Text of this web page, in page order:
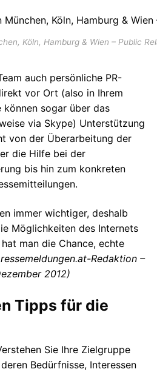
Köln, Hamburg & Wien – Public
auch persönliche PR-
vor Ort (also in Ihrem
können sogar über das
via Skype) Unterstützung
von der Überarbeitung der
die Hilfe bei der
bis hin zum konkreten
immer wichtiger, deshalb
Möglichkeiten des Internets
man die Chance, echte
Redaktion –
2012)
Tipps für die
Sie Ihre Zielgruppe
Bedürfnisse, Interessen